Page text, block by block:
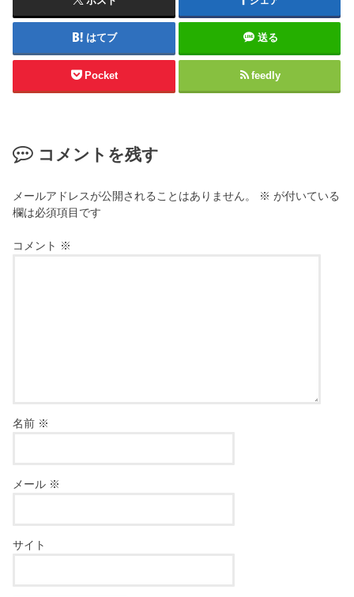
はてブ 送る
Pocket feedly
コメントを残す
メールアドレスが公開されることはありません。 ※ が付いている
欄は必須項目です
コメント ※
名前 ※
メール ※
サイト